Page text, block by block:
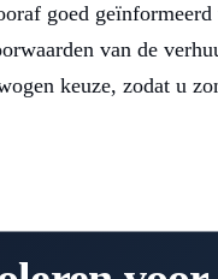
goed
van de
keuze, zodat u